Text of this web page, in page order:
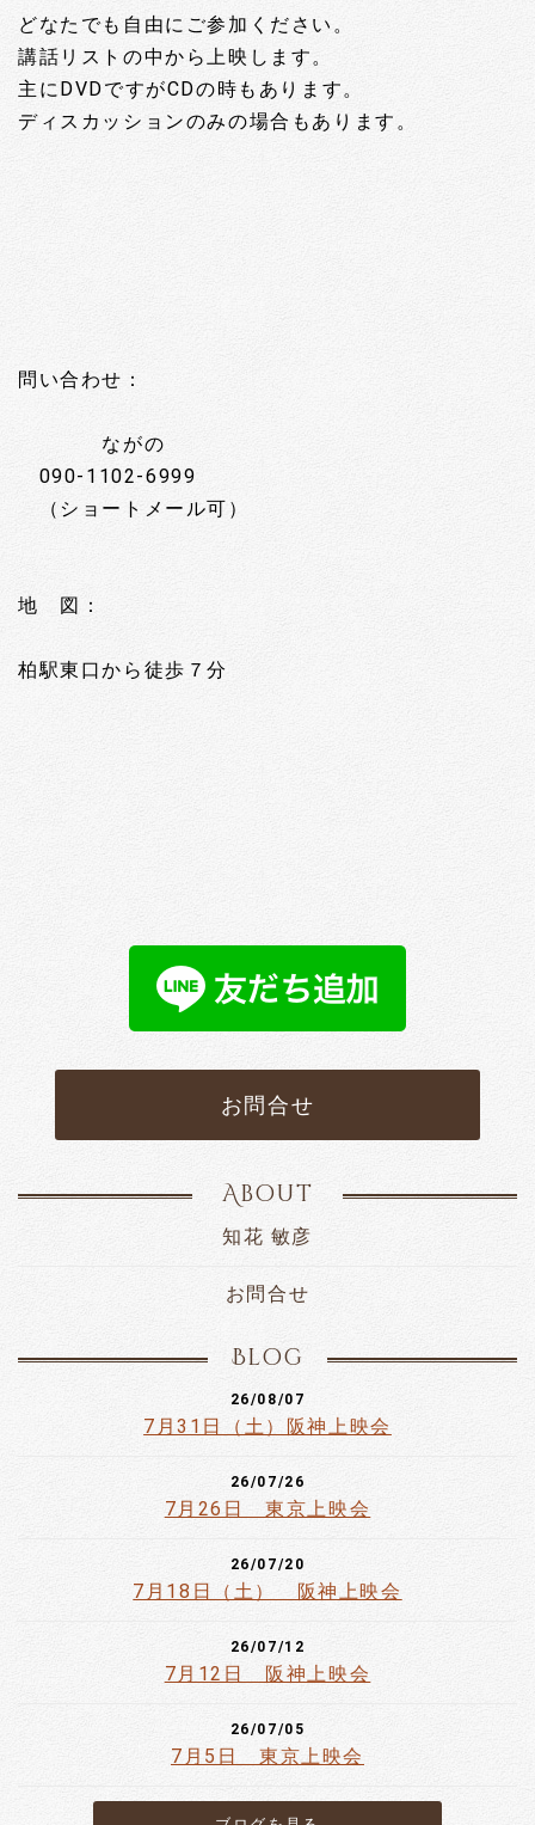
どなたでも自由にご参加ください。
講話リストの中から上映します。
主にDVDですがCDの時もあります。
ディスカッションのみの場合もあります。
問い合わせ：
ながの
090-1102-6999
（ショートメール可）
地 図：
柏駅東口から徒歩７分
お問合せ
About
知花 敏彦
お問合せ
Blog
26/08/07
7月31日（土）阪神上映会
26/07/26
7月26日 東京上映会
26/07/20
7月18日（土） 阪神上映会
26/07/12
7月12日 阪神上映会
26/07/05
7月5日 東京上映会